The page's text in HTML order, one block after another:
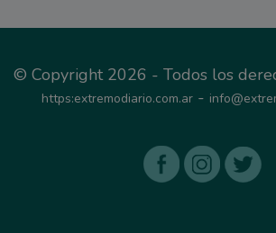
© Copyright 2026 - Todos los
https:extremodiario.com.ar -